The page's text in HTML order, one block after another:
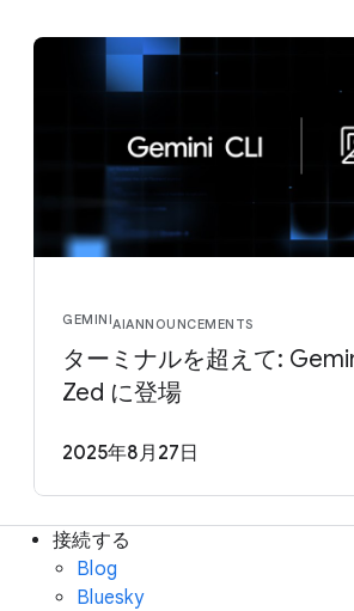
GEMINIAIANNOUNCEMENTS
ターミナルを超えて:
Zed に登場
2025年8月27日
接続する
Blog
Bluesky